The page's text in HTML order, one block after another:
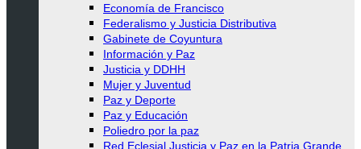
Economía de Francisco
Federalismo y Justicia Distributiva
Gabinete de Coyuntura
Información y Paz
Justicia y DDHH
Mujer y Juventud
Paz y Deporte
Paz y Educación
Poliedro por la paz
Red Eclesial Justicia y Paz en la Patria Grande